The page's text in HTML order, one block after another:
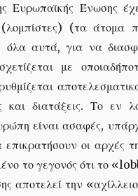
Ευρωπαϊκής Ένωσης
(τα άτομα
όλα αυτά, για να
με
και διατάξεις. Το εν
είναι ασαφές,
οι αρχές
το γεγονός ότι το
αποτελεί την